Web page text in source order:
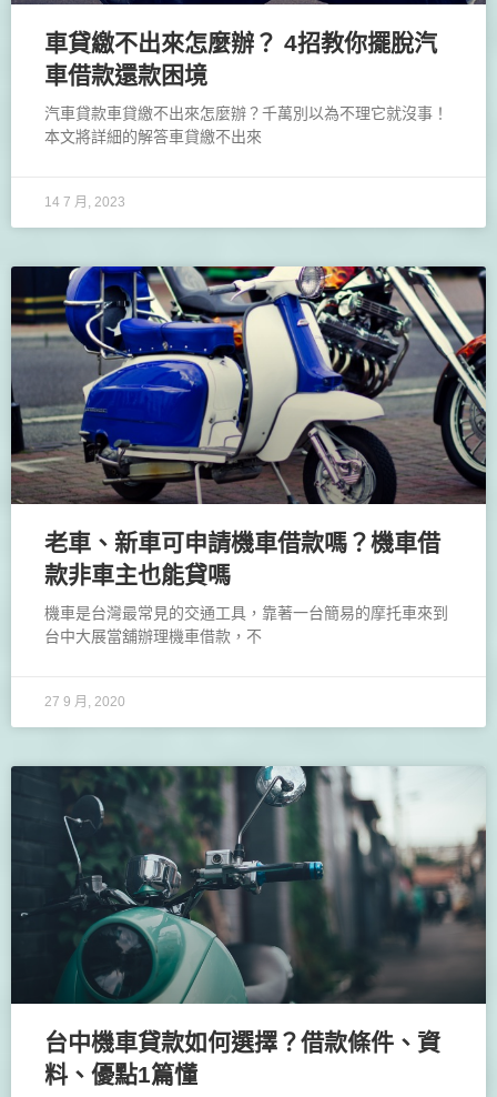
車貸繳不出來怎麼辦？ 4招教你擺脫汽
車借款還款困境
汽車貸款車貸繳不出來怎麼辦？千萬別以為不理它就沒事！
本文將詳細的解答車貸繳不出來
14 7 月, 2023
老車、新車可申請機車借款嗎？機車借
款非車主也能貸嗎
機車是台灣最常見的交通工具，靠著一台簡易的摩托車來到
台中大展當舖辦理機車借款，不
27 9 月, 2020
台中機車貸款如何選擇？借款條件、資
料、優點1篇懂